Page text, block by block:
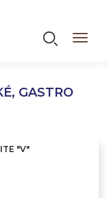
GASTRO
"V"